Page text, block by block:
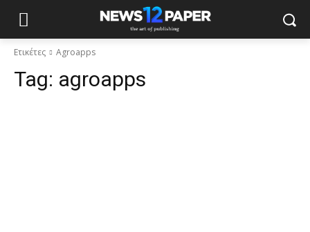
Ετικέτες Agroapps
Tag: agroapps